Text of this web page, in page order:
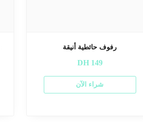
رفوف حائطية أنيقة
149
DH
شراء الآن